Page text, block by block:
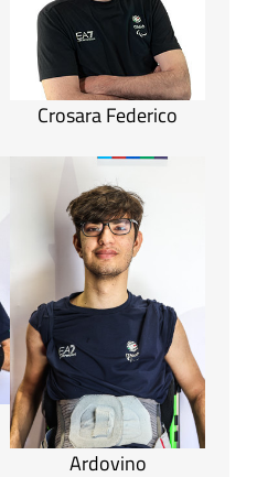
Crosara Federico
Ardovino